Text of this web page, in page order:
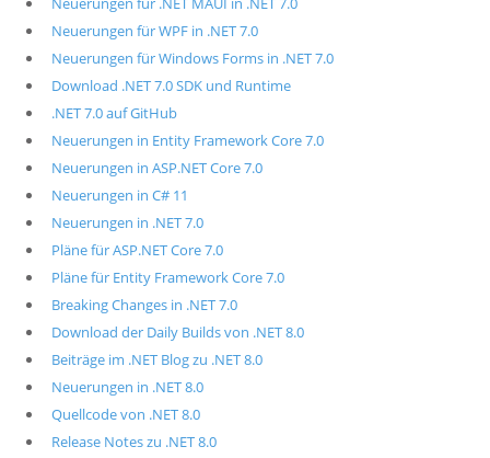
Neuerungen für WPF in .NET 7.0
Neuerungen für Windows Forms in .NET 7.0
Download .NET 7.0 SDK und Runtime
.NET 7.0 auf GitHub
Neuerungen in Entity Framework Core 7.0
Neuerungen in ASP.NET Core 7.0
Neuerungen in C# 11
Neuerungen in .NET 7.0
Pläne für ASP.NET Core 7.0
Pläne für Entity Framework Core 7.0
Breaking Changes in .NET 7.0
Download der Daily Builds von .NET 8.0
Beiträge im .NET Blog zu .NET 8.0
Neuerungen in .NET 8.0
Quellcode von .NET 8.0
Release Notes zu .NET 8.0